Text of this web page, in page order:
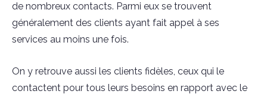
de nombreux contacts. Parmi eux se trouvent
généralement des clients ayant fait appel à ses
services au moins une fois.
On y retrouve aussi les clients fidèles, ceux qui le
contactent pour tous leurs besoins en rapport avec le